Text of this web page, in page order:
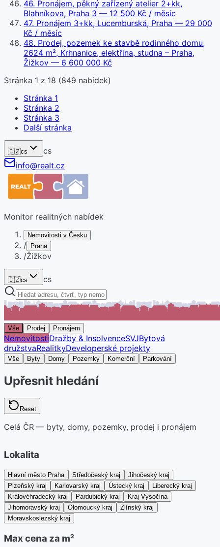
46. Pronájem, pěkný zařízený atelier 2+kk,
Blahníkova, Praha 3 — 12 500 Kč / měsíc
47. Pronájem 3+kk, Lucemburská, Praha — 29 000
Kč / měsíc
48. Prodej, pozemek ke stavbě rodinného domu,
2624 m², Krhnanice, elektřina, studna – Praha,
Žižkov — 6 600 000 Kč
Stránka 1 z 18 (849 nabídek)
Stránka 1
Stránka 2
Stránka 3
Další stránka
🇨🇿cs
cs
info@realt.cz
Monitor realitných nabídek
Nemovitosti v Česku
/ Praha
/Žižkov
🇨🇿cs cs
Vše Prodej Pronájem
NemovitostiDražby & InsolvenceSVJBytová
družstvaRealitkyDeveloperské projekty
Vše Byty Domy Pozemky Komerční Parkování
Upřesnit hledání
Reset
Celá ČR — byty, domy, pozemky, prodej i pronájem
Lokalita
Hlavní město Praha Středočeský kraj
Jihočeský kraj
Plzeňský kraj
Karlovarský kraj Ústecký kraj
Liberecký kraj
Královéhradecký kraj
Pardubický kraj
Kraj Vysočina
Jihomoravský kraj
Olomoucký kraj
Zlínský kraj
Moravskoslezský kraj
Max cena za m²